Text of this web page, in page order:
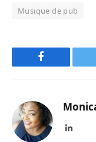
Musique de pub
Facebook